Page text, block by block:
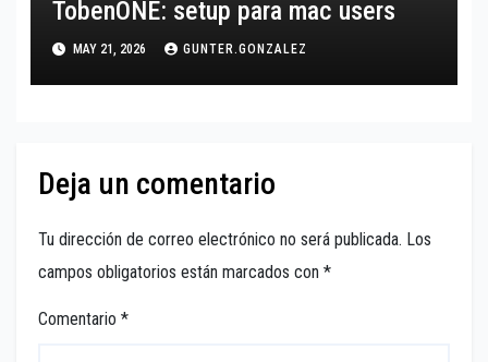
TobenONE: setup para mac users
MAY 21, 2026 GUNTER.GONZALEZ
Deja un comentario
Tu dirección de correo electrónico no será publicada. Los
campos obligatorios están marcados con *
Comentario *